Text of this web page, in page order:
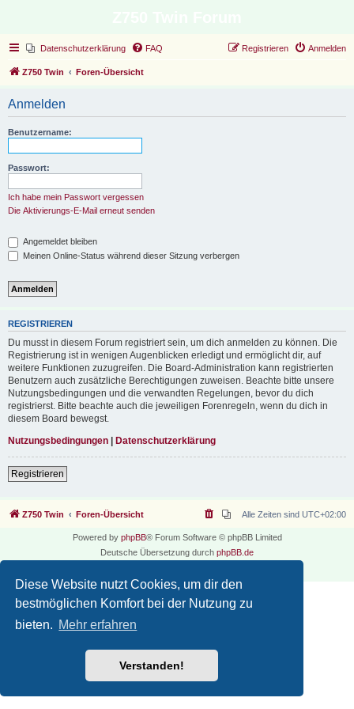
Diese Website nutzt Cookies, um dir den
bestmöglichen Komfort bei der Nutzung zu
bieten. Mehr erfahren
Verstanden!
Datenschutzerklärung FAQ Anmelden
Registrieren
Z750 Twin Foren-Übersicht
Anmelden
Benutzername:
Passwort:
Ich habe mein Passwort vergessen
Die Aktivierungs-E-Mail erneut senden
Angemeldet bleiben
Meinen Online-Status während dieser Sitzung verbergen
REGISTRIEREN
Du musst in diesem Forum registriert sein, um dich anmelden zu können. Die
Registrierung ist in wenigen Augenblicken erledigt und ermöglicht dir, auf
weitere Funktionen zuzugreifen. Die Board-Administration kann registrierten
Benutzern auch zusätzliche Berechtigungen zuweisen. Beachte bitte unsere
Nutzungsbedingungen und die verwandten Regelungen, bevor du dich
registrierst. Bitte beachte auch die jeweiligen Forenregeln, wenn du dich in
diesem Board bewegst.
Nutzungsbedingungen | Datenschutzerklärung
Registrieren
Z750 Twin Foren-Übersicht Alle Zeiten sind UTC+02:00
Powered by phpBB® Forum Software © phpBB Limited
Deutsche Übersetzung durch phpBB.de